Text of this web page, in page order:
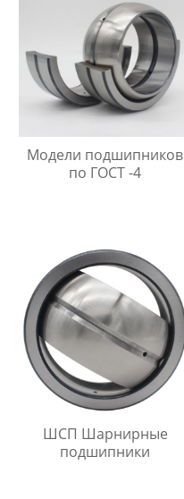
Модели подшипников
по ГОСТ -4
ШСП Шарнирные
подшипники